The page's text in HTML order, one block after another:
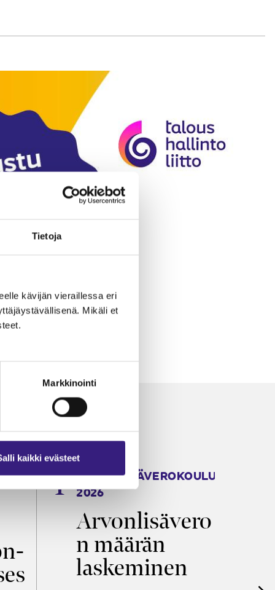
Tietoja
kävijän vieraillessa eri
Mikäli et
Markkinointi
kaikki evästeet
ARVONLISÄVEROKOULU
2026
Arvonlisävero
n määrän
laskeminen